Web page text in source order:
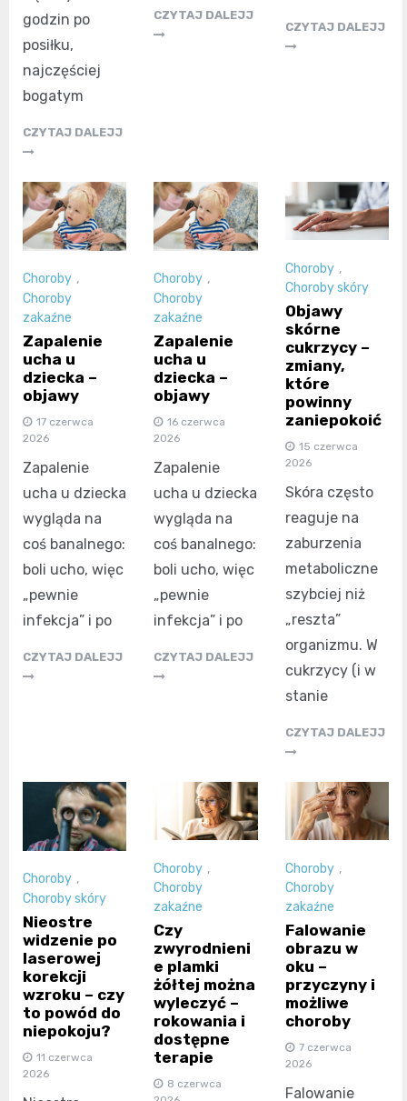
godzin po
posiłku,
najczęściej
bogatym
CZYTAJ DALEJJ
CZYTAJ DALEJJ
CZYTAJ DALEJJ
Choroby ,
Choroby
zakaźne
Zapalenie
ucha u
dziecka –
objawy
17 czerwca
2026
Zapalenie
ucha u dziecka
wygląda na
coś banalnego:
boli ucho, więc
„pewnie
infekcja” i po
CZYTAJ DALEJJ
Choroby ,
Choroby
zakaźne
Zapalenie
ucha u
dziecka –
objawy
16 czerwca
2026
Zapalenie
ucha u dziecka
wygląda na
coś banalnego:
boli ucho, więc
„pewnie
infekcja” i po
CZYTAJ DALEJJ
Choroby ,
Choroby skóry
Objawy
skórne
cukrzycy –
zmiany,
które
powinny
zaniepokoić
15 czerwca
2026
Skóra często
reaguje na
zaburzenia
metaboliczne
szybciej niż
„reszta”
organizmu. W
cukrzycy (i w
stanie
CZYTAJ DALEJJ
Choroby ,
Choroby skóry
Nieostre
widzenie po
laserowej
korekcji
wzroku – czy
to powód do
niepokoju?
11 czerwca
2026
Choroby ,
Choroby
zakaźne
Czy
zwyrodnieni
e plamki
żółtej można
wyleczyć –
rokowania i
dostępne
terapie
8 czerwca
Choroby ,
Choroby
zakaźne
Falowanie
obrazu w
oku –
przyczyny i
możliwe
choroby
7 czerwca
2026
Falowanie